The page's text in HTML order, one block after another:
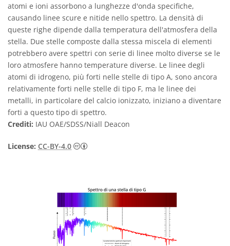
atomi e ioni assorbono a lunghezze d'onda specifiche,
causando linee scure e nitide nello spettro. La densità di
queste righe dipende dalla temperatura dell'atmosfera della
stella. Due stelle composte dalla stessa miscela di elementi
potrebbero avere spettri con serie di linee molto diverse se le
loro atmosfere hanno temperature diverse. Le linee degli
atomi di idrogeno, più forti nelle stelle di tipo A, sono ancora
relativamente forti nelle stelle di tipo F, ma le linee dei
metalli, in particolare del calcio ionizzato, iniziano a diventare
forti a questo tipo di spettro.
Crediti: IAU OAE/SDSS/Niall Deacon
License: CC-BY-4.0 Creative Commons Attribuzione 4.0